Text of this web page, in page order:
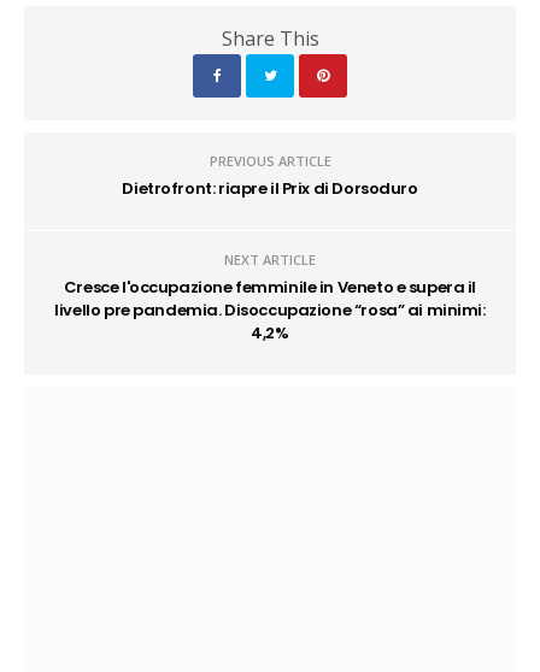
Share This
PREVIOUS ARTICLE
Dietrofront: riapre il Prix di Dorsoduro
NEXT ARTICLE
Cresce l'occupazione femminile in Veneto e supera il
livello pre pandemia. Disoccupazione “rosa” ai minimi:
4,2%